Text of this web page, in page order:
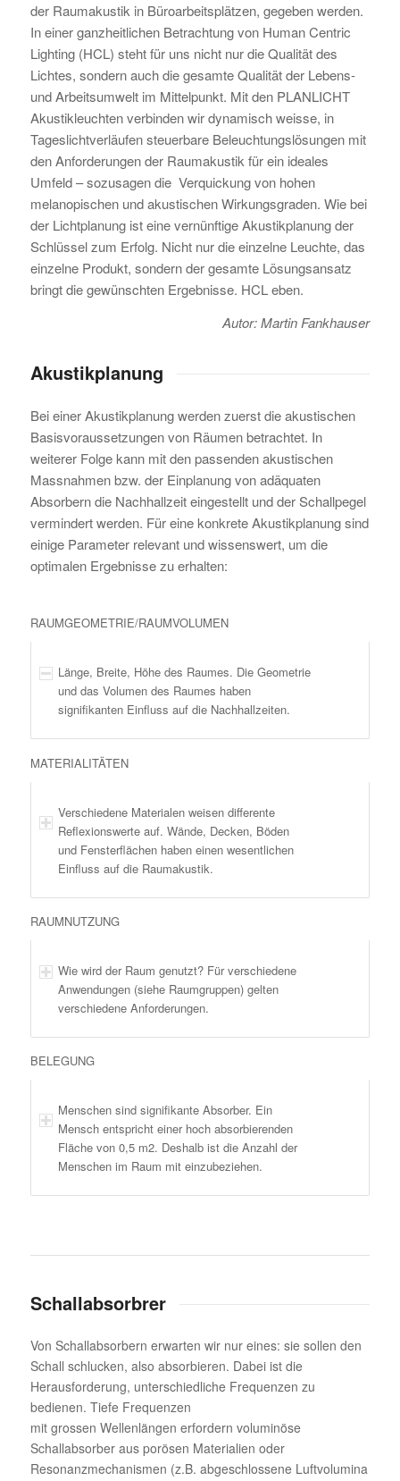
der Raumakustik in Büroarbeitsplätzen, gegeben werden.
In einer ganzheitlichen Betrachtung von Human Centric
Lighting (HCL) steht für uns nicht nur die Qualität des
Lichtes, sondern auch die gesamte Qualität der Lebens-
und Arbeitsumwelt im Mittelpunkt. Mit den PLANLICHT
Akustikleuchten verbinden wir dynamisch weisse, in
Tageslichtverläufen steuerbare Beleuchtungslösungen mit
den Anforderungen der Raumakustik für ein ideales
Umfeld – sozusagen die Verquickung von hohen
melanopischen und akustischen Wirkungsgraden. Wie bei
der Lichtplanung ist eine vernünftige Akustikplanung der
Schlüssel zum Erfolg. Nicht nur die einzelne Leuchte, das
einzelne Produkt, sondern der gesamte Lösungsansatz
bringt die gewünschten Ergebnisse. HCL eben.
Autor: Martin Fankhauser
Akustikplanung
Bei einer Akustikplanung werden zuerst die akustischen
Basisvoraussetzungen von Räumen betrachtet. In
weiterer Folge kann mit den passenden akustischen
Massnahmen bzw. der Einplanung von adäquaten
Absorbern die Nachhallzeit eingestellt und der Schallpegel
vermindert werden. Für eine konkrete Akustikplanung sind
einige Parameter relevant und wissenswert, um die
optimalen Ergebnisse zu erhalten:
RAUMGEOMETRIE/RAUMVOLUMEN
Länge, Breite, Höhe des Raumes. Die Geometrie
und das Volumen des Raumes haben
signifikanten Einfluss auf die Nachhallzeiten.
MATERIALITÄTEN
Verschiedene Materialen weisen differente
Reflexionswerte auf. Wände, Decken, Böden
und Fensterflächen haben einen wesentlichen
Einfluss auf die Raumakustik.
RAUMNUTZUNG
Wie wird der Raum genutzt? Für verschiedene
Anwendungen (siehe Raumgruppen) gelten
verschiedene Anforderungen.
BELEGUNG
Menschen sind signifikante Absorber. Ein
Mensch entspricht einer hoch absorbierenden
Fläche von 0,5 m2. Deshalb ist die Anzahl der
Menschen im Raum mit einzubeziehen.
Schallabsorbrer
Von Schallabsorbern erwarten wir nur eines: sie sollen den
Schall schlucken, also absorbieren. Dabei ist die
Herausforderung, unterschiedliche Frequenzen zu
bedienen. Tiefe Frequenzen
mit grossen Wellenlängen erfordern voluminöse
Schallabsorber aus porösen Materialien oder
Resonanzmechanismen (z.B. abgeschlossene Luftvolumina